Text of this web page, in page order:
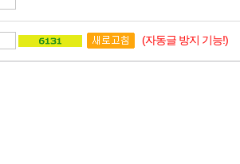
(자동글 방지 기능!)